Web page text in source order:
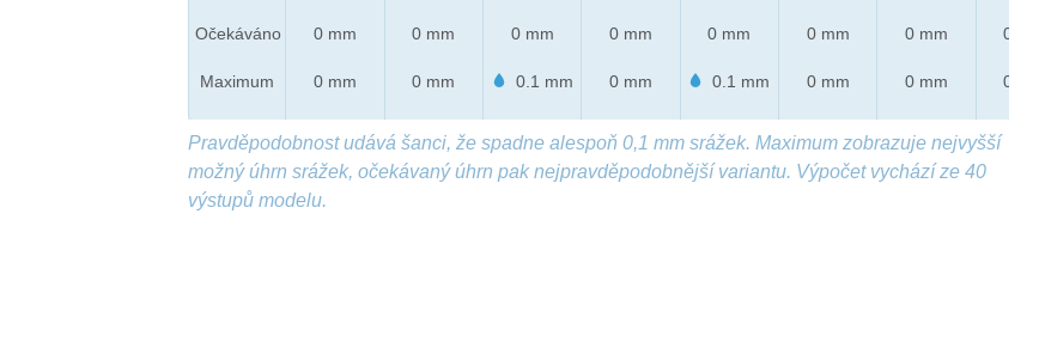
Očekáváno
Maximum
0 mm
0 mm
0 mm
0 mm
0 mm
0.1 mm
0 mm
0 mm
0 mm
0.1 mm
0 mm
0 mm
0 mm
0 mm
0 mm
0 mm
Pravděpodobnost udává šanci, že spadne alespoň 0,1 mm srážek. Maximum zobrazuje nejvyšší
možný úhrn srážek, očekávaný úhrn pak nejpravděpodobnější variantu. Výpočet vychází ze 40
výstupů modelu.